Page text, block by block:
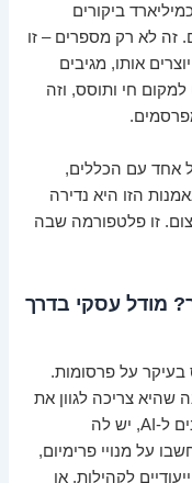
ביקורים
זה לא רק מספרים – זו
אותו, מגיבים
למקום חי ותוסס, וזה
אחד עם הכללים,
הזו היא נדירה
זו פלטפורמה שבה
מודל עסקי בדרך
על פרסומות.
שהיא צריכה לגוון את
מקורות ההכנסה שלה. מעבר לרישוי נתונים ל-AI, יש לה
על מנויי פרימיום,
לקהילות, או